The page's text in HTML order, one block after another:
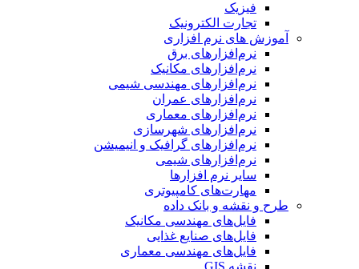
فیزیک
تجارت الکترونیک
آموزش های نرم افزاری
نرم‌افزارهای برق
نرم‌افزارهای مکانیک
نرم‌افزارهای مهندسی شیمی
نرم‌افزارهای عمران
نرم‌افزارهای معماری
نرم‌افزارهای شهرسازی
نرم‌افزارهای گرافیک و انیمیشن
نرم‌افزارهای شیمی
سایر نرم افزارها
مهارت‌های کامپیوتری
طرح و نقشه و بانک داده
فایل‌های مهندسی مکانیک
فایل‌های صنایع غذایی
فایل‌های مهندسی معماری
نقشه GIS